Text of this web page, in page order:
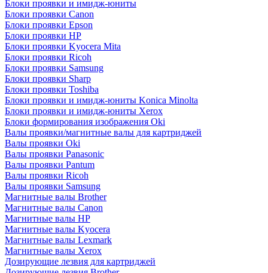
Блоки проявки и имидж-юниты
Блоки проявки Canon
Блоки проявки Epson
Блоки проявки HP
Блоки проявки Kyocera Mita
Блоки проявки Ricoh
Блоки проявки Samsung
Блоки проявки Sharp
Блоки проявки Toshiba
Блоки проявки и имидж-юниты Konica Minolta
Блоки проявки и имидж-юниты Xerox
Блоки формирования изображения Oki
Валы проявки/магнитные валы для картриджей
Валы проявки Oki
Валы проявки Panasonic
Валы проявки Pantum
Валы проявки Ricoh
Валы проявки Samsung
Магнитные валы Brother
Магнитные валы Canon
Магнитные валы HP
Магнитные валы Kyocera
Магнитные валы Lexmark
Магнитные валы Xerox
Дозирующие лезвия для картриджей